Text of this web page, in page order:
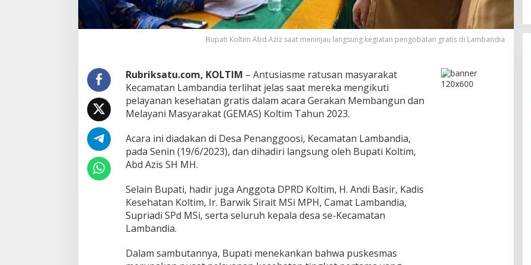
g
a
t
i
k
u
t
i
e
l
a
n
a
n
K
e
Bupati Koltim Abd Aziz saat meninjau langsung kegiatan pengobatan gratis di Lambandia
Rubriksatu.com, KOLTIM – Antusiasme ratusan masyarakat
Kecamatan Lambandia terlihat jelas saat mereka mengikuti
pelayanan kesehatan gratis dalam acara Gerakan Membangun dan
Melayani Masyarakat (GEMAS) Koltim Tahun 2023.
Acara ini diadakan di Desa Penanggoosi, Kecamatan Lambandia,
pada Senin (19/6/2023), dan dihadiri langsung oleh Bupati Koltim,
Abd Azis SH MH.
Selain Bupati, hadir juga Anggota DPRD Koltim, H. Andi Basir, Kadis
Kesehatan Koltim, Ir. Barwik Sirait MSi MPH, Camat Lambandia,
Supriadi SPd MSi, serta seluruh kepala desa se-Kecamatan
Lambandia.
Dalam sambutannya, Bupati menekankan bahwa puskesmas